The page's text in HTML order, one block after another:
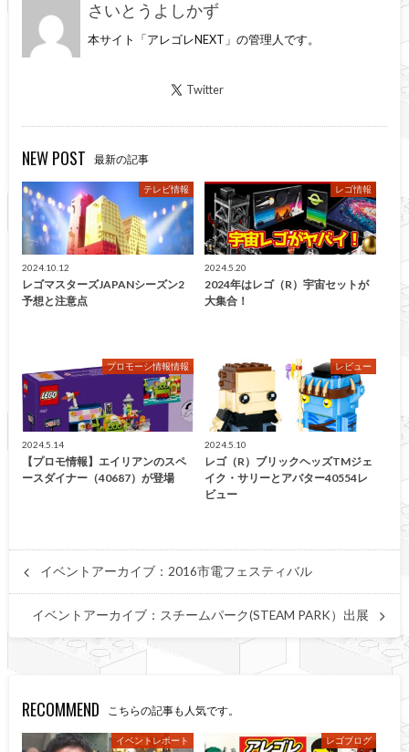
さいとうよしかず
本サイト「アレゴレNEXT」の管理人です。
Twitter
NEW POST 最新の記事
テレビ情報
2024.10.12
レゴマスターズJAPANシーズン2
予想と注意点
レゴ情報
2024.5.20
2024年はレゴ（R）宇宙セットが
大集合！
プロモーシ情報情報
2024.5.14
【プロモ情報】エイリアンのスペ
ースダイナー（40687）が登場
レビュー
2024.5.10
レゴ（R）ブリックヘッズTMジェ
イク・サリーとアバター40554レ
ビュー
イベントアーカイブ：2016市電フェスティバル
イベントアーカイブ：スチームパーク(STEAM PARK）出展
RECOMMEND こちらの記事も人気です。
イベントレポート レゴブログ